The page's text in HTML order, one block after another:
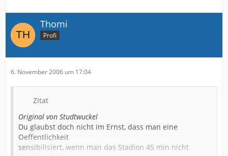
Thomi
Profi
6. November 2006 um 17:04
Zitat
Original von Studtwuckel
Du glaubst doch nicht im Ernst, dass man eine
Oeffentlichkeit
sensibilisiert, wenn man das Stadion 45 min nicht